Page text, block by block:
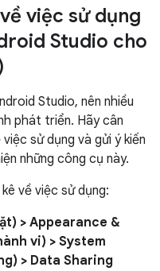
việc sử dụng
Studio cho
Studio, nên nhiều
phát triển. Hãy cân
sử dụng và gửi ý kiến
những công cụ này.
về việc sử dụng:
> Appearance &
vi) > System
> Data Sharing